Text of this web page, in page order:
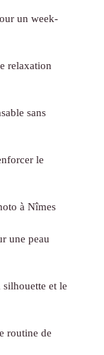
un week-
relaxation
sans
le
à Nîmes
une peau
et le
routine de